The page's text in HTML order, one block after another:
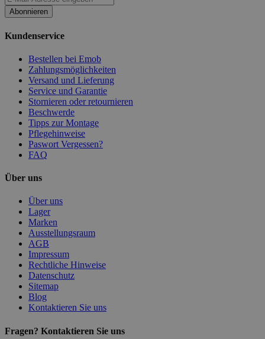
Abonnieren
Kundenservice
Bestellen bei Emob
Zahlungsmöglichkeiten
Versand und Lieferung
Service und Garantie
Stornieren oder retournieren
Beschwerde
Tipps zur Montage
Pflegehinweise
Paswort Vergessen?
FAQ
Über uns
Über uns
Lager
Marken
Ausstellungsraum
AGB
Impressum
Rechtliche Hinweise
Datenschutz
Sitemap
Blog
Kontaktieren Sie uns
Fragen? Kontaktieren Sie uns